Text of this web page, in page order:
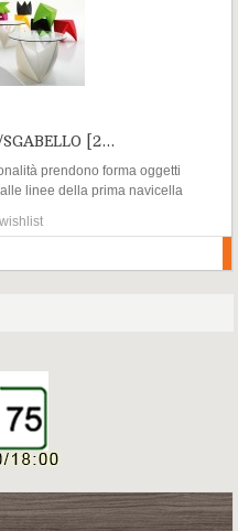
[2...
prendono forma oggetti
linee della prima navicella
sgabello/tavolino che
che impilato si trasforma in un